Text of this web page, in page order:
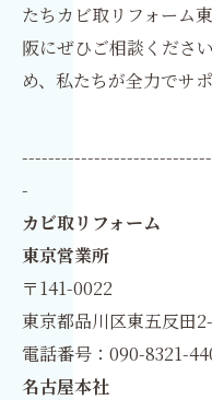
たちカビ取リフォーム
阪にぜひご相談くださ
め、私たちが全力でサ
-
カビ取リフォーム
東京営業所
〒141-0022
東京都品川区東五反田
電話番号：090-8321-
名古屋本社